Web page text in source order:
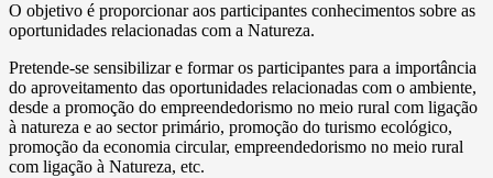
O objetivo é proporcionar aos participantes conhecimentos sobre as
oportunidades relacionadas com a Natureza.
Pretende-se sensibilizar e formar os participantes para a importância
do aproveitamento das oportunidades relacionadas com o ambiente,
desde a promoção do empreendedorismo no meio rural com ligação
à natureza e ao sector primário, promoção do turismo ecológico,
promoção da economia circular, empreendedorismo no meio rural
com ligação à Natureza, etc.